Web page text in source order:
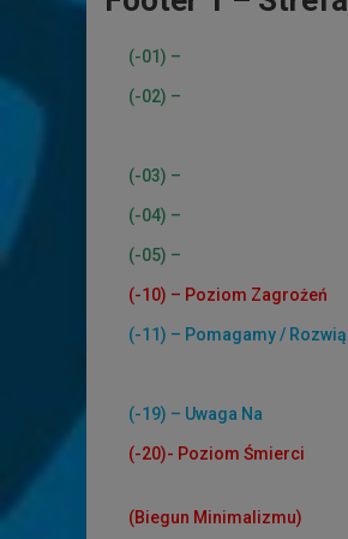
(-01) –
(-02) –
(-03) –
(-04) –
(-05) –
(-10) – Poziom Zagrożeń
(-11) – Pomagamy /
(-19) – Uwaga Na
(-20)- Poziom Śmierci
(Biegun Minimalizmu)